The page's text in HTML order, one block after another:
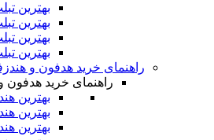
بهترین تبلت تا
بهترین تبلت تا 6
بهترین تبلت تا 3
بهترین
راهنمای خرید هدفون و
راهنمای خرید هدفون
بهترین
بهترین
بهترین